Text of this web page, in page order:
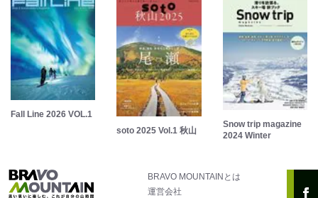
Fall Line 2026 VOL.1
soto 2025 Vol.1 秋山
Snow trip magazine
2024 Winter
BRAVO MOUNTAINとは
運営会社